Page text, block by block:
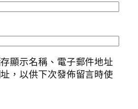
顯示名稱、電子郵件地址
，以供下次發佈留言時使